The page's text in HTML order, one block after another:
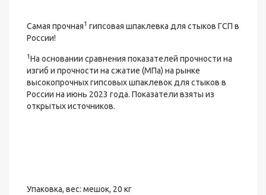
Самая прочная1 гипсовая шпаклевка для стыков ГСП в
России!
1На основании сравнения показателей прочности на
изгиб и прочности на сжатие (МПа) на рынке
высокопрочных гипсовых шпаклевок для стыков в
России на июнь 2023 года. Показатели взяты из
открытых источников.
Упаковка, вес: мешок, 20 кг